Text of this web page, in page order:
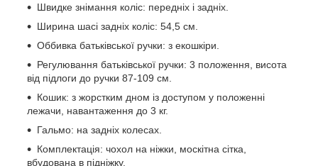
Швидке знімання коліс: передніх і задніх.
Ширина шасі задніх коліс: 54,5 см.
Оббивка батьківської ручки: з екошкіри.
Регулювання батьківської ручки: 3 положення, висота
від підлоги до ручки 87-109 см.
Кошик: з жорстким дном із доступом у положенні
лежачи, навантаження до 3 кг.
Гальмо: на задніх колесах.
Комплектація: чохол на ніжки, москітна сітка,
вбудована в підніжку.